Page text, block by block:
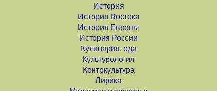
История
История Востока
История Европы
История России
Кулинария, еда
Культурология
Контркультура
Лирика